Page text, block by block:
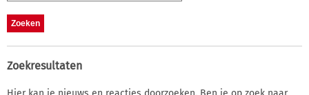
Zoekresultaten